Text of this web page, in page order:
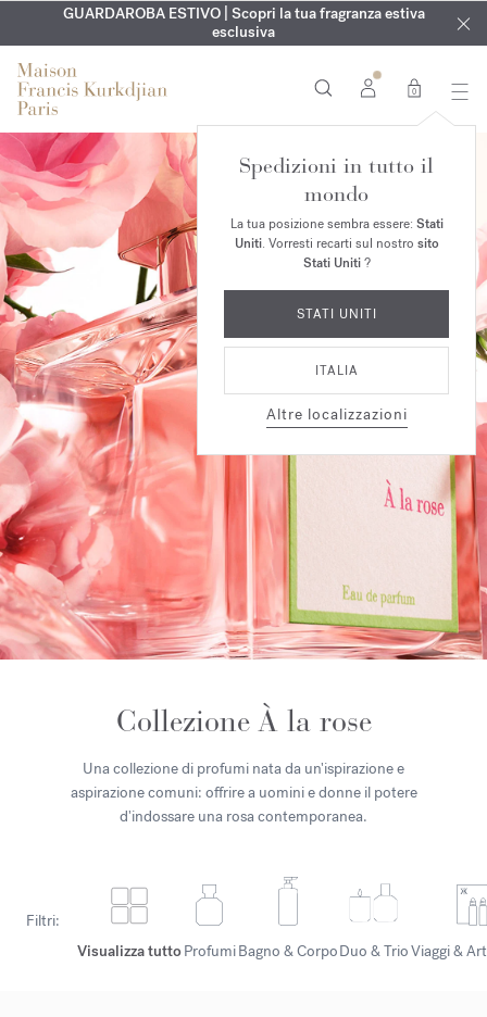
ESCLUSIVO | Scopri la nuova fragranza OUDvelvet moodnel
tuo ordine*
INCISIONE GRATUITA | Su tutte le fragranze e gli oli per il
corpo fino al 9 agosto
GUARDAROBA ESTIVO | Scopri la tua fragranza estiva
esclusiva
0
Spedizioni in tutto il
mondo
La tua posizione sembra essere: Stati
Uniti. Vorresti recarti sul nostro sito
Stati Uniti?
STATI UNITI
ITALIA
Altre localizzazioni
Collezione À la rose
Una collezione di profumi nata da un'ispirazione e
aspirazione comuni: offrire a uomini e donne il potere
d'indossare una rosa contemporanea.
Filtri:
Visualizza tuttoProfumiBagno & CorpoDuo & TrioViaggi &